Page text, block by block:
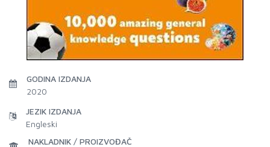
GODINA IZDANJA
2020
JEZIK IZDANJA
Engleski
NAKLADNIK / PROIZVOĐAČ